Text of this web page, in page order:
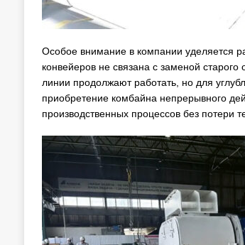
Особое внимание в компании уделяется
конвейеров не связана с заменой
линии продолжают работать, но для
приобретение комбайна непрерывного
производственных процессов без потери